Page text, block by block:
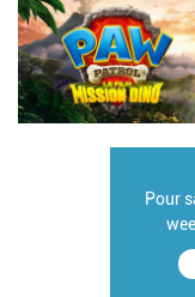
Pour